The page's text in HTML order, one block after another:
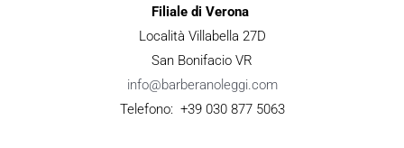
Filiale di Verona
Località Villabella 27D
San Bonifacio VR
info@barberanoleggi.com
Telefono: +39 030 877 5063